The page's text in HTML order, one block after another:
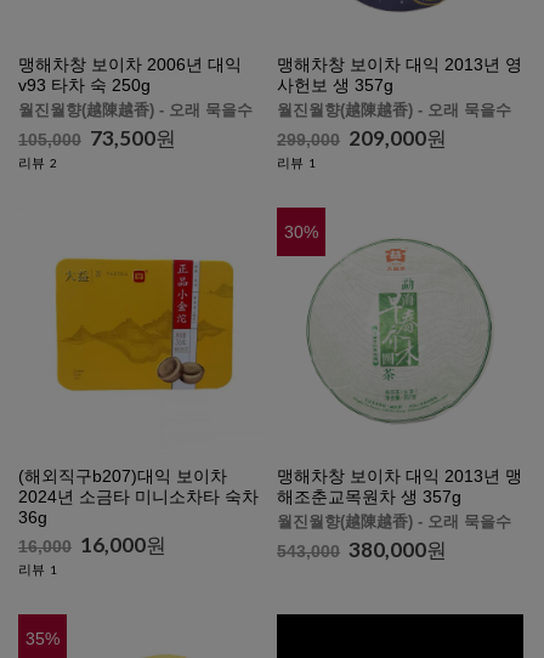
맹해차창 보이차 2006년 대익
v93 타차 숙 250g
월진월향(越陳越香) - 오래 묵을수
록 향이 깊고 맛있어집니다.
105,000 73,500원
리뷰 2
맹해차창 보이차 대익 2013년 영
사헌보 생 357g
월진월향(越陳越香) - 오래 묵을수
록 향이 깊고 맛있어집니다.
299,000 209,000원
리뷰 1
(해외직구b207)대익 보이차
2024년 소금타 미니소차타 숙차
36g
16,000 16,000원
리뷰 1
30%
맹해차창 보이차 대익 2013년 맹
해조춘교목원차 생 357g
월진월향(越陳越香) - 오래 묵을수
록 향이 깊고 맛있어집니다.
543,000 380,000원
35%